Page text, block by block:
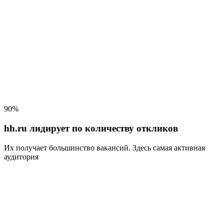
90%
hh.ru лидирует по количеству откликов
Их получает большинство вакансий. Здесь самая активная
аудитория